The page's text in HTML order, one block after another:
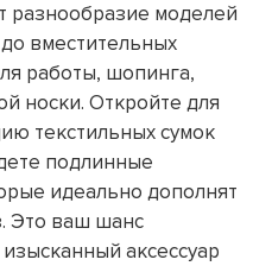
разнообразие моделей
до вместительных
работы, шопинга,
носки. Откройте для
текстильных сумок
подлинные
идеально дополнят
Это ваш шанс
аксессуар